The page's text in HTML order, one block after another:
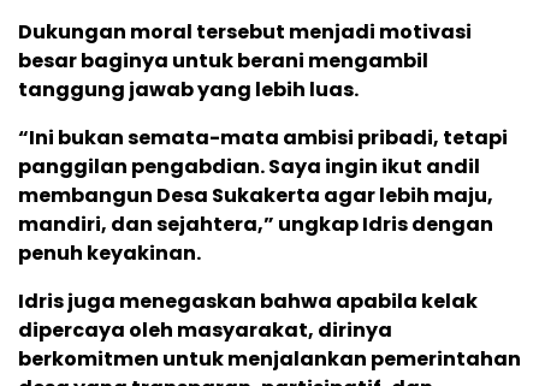
Dukungan moral tersebut menjadi motivasi
besar baginya untuk berani mengambil
tanggung jawab yang lebih luas.
“Ini bukan semata-mata ambisi pribadi, tetapi
panggilan pengabdian. Saya ingin ikut andil
membangun Desa Sukakerta agar lebih maju,
mandiri, dan sejahtera,” ungkap Idris dengan
penuh keyakinan.
Idris juga menegaskan bahwa apabila kelak
dipercaya oleh masyarakat, dirinya
berkomitmen untuk menjalankan pemerintahan